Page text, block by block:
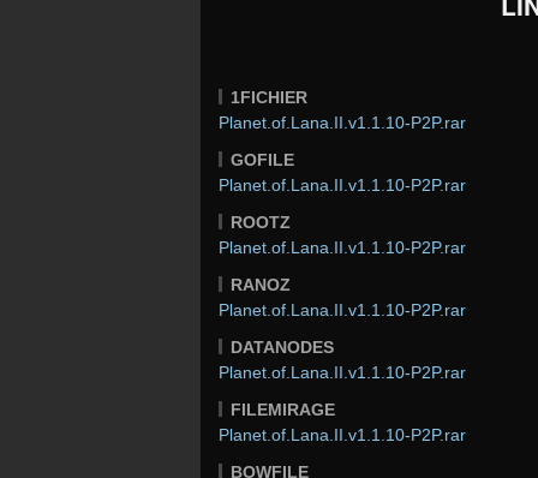
1FICHIER
Planet.of.Lana.II.v1.1.10-P2P.rar
GOFILE
Planet.of.Lana.II.v1.1.10-P2P.rar
ROOTZ
Planet.of.Lana.II.v1.1.10-P2P.rar
RANOZ
Planet.of.Lana.II.v1.1.10-P2P.rar
DATANODES
Planet.of.Lana.II.v1.1.10-P2P.rar
FILEMIRAGE
Planet.of.Lana.II.v1.1.10-P2P.rar
BOWFILE